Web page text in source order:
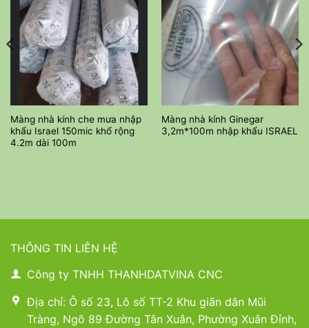
Màng nhà kính che mưa nhập
khẩu Israel 150mic khổ rộng
4.2m dài 100m
Màng nhà kính Ginegar
3,2m*100m nhập khẩu ISRAEL
THÔNG TIN LIÊN HỆ
Công ty TNHH THANHDATVINA CNC
Địa chỉ: Ô số 23, Lô số TT-2 Khu giãn dân Mũi
Tràng, Ngõ 89 Đường Tân Xuân, Phường Xuân Đỉnh,